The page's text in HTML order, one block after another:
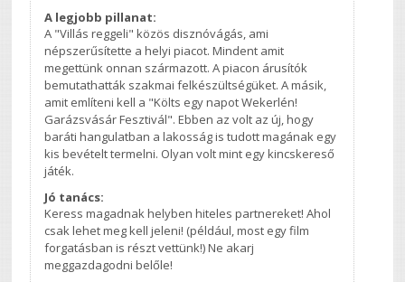
A legjobb pillanat:
A "Villás reggeli" közös disznóvágás, ami
népszerűsítette a helyi piacot. Mindent amit
megettünk onnan származott. A piacon árusítók
bemutathatták szakmai felkészültségüket. A másik,
amit említeni kell a "Költs egy napot Wekerlén!
Garázsvásár Fesztivál". Ebben az volt az új, hogy
baráti hangulatban a lakosság is tudott magának egy
kis bevételt termelni. Olyan volt mint egy kincskereső
játék.
Jó tanács:
Keress magadnak helyben hiteles partnereket! Ahol
csak lehet meg kell jeleni! (például, most egy film
forgatásban is részt vettünk!) Ne akarj
meggazdagodni belőle!